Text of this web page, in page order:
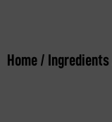
Home / Ingredients